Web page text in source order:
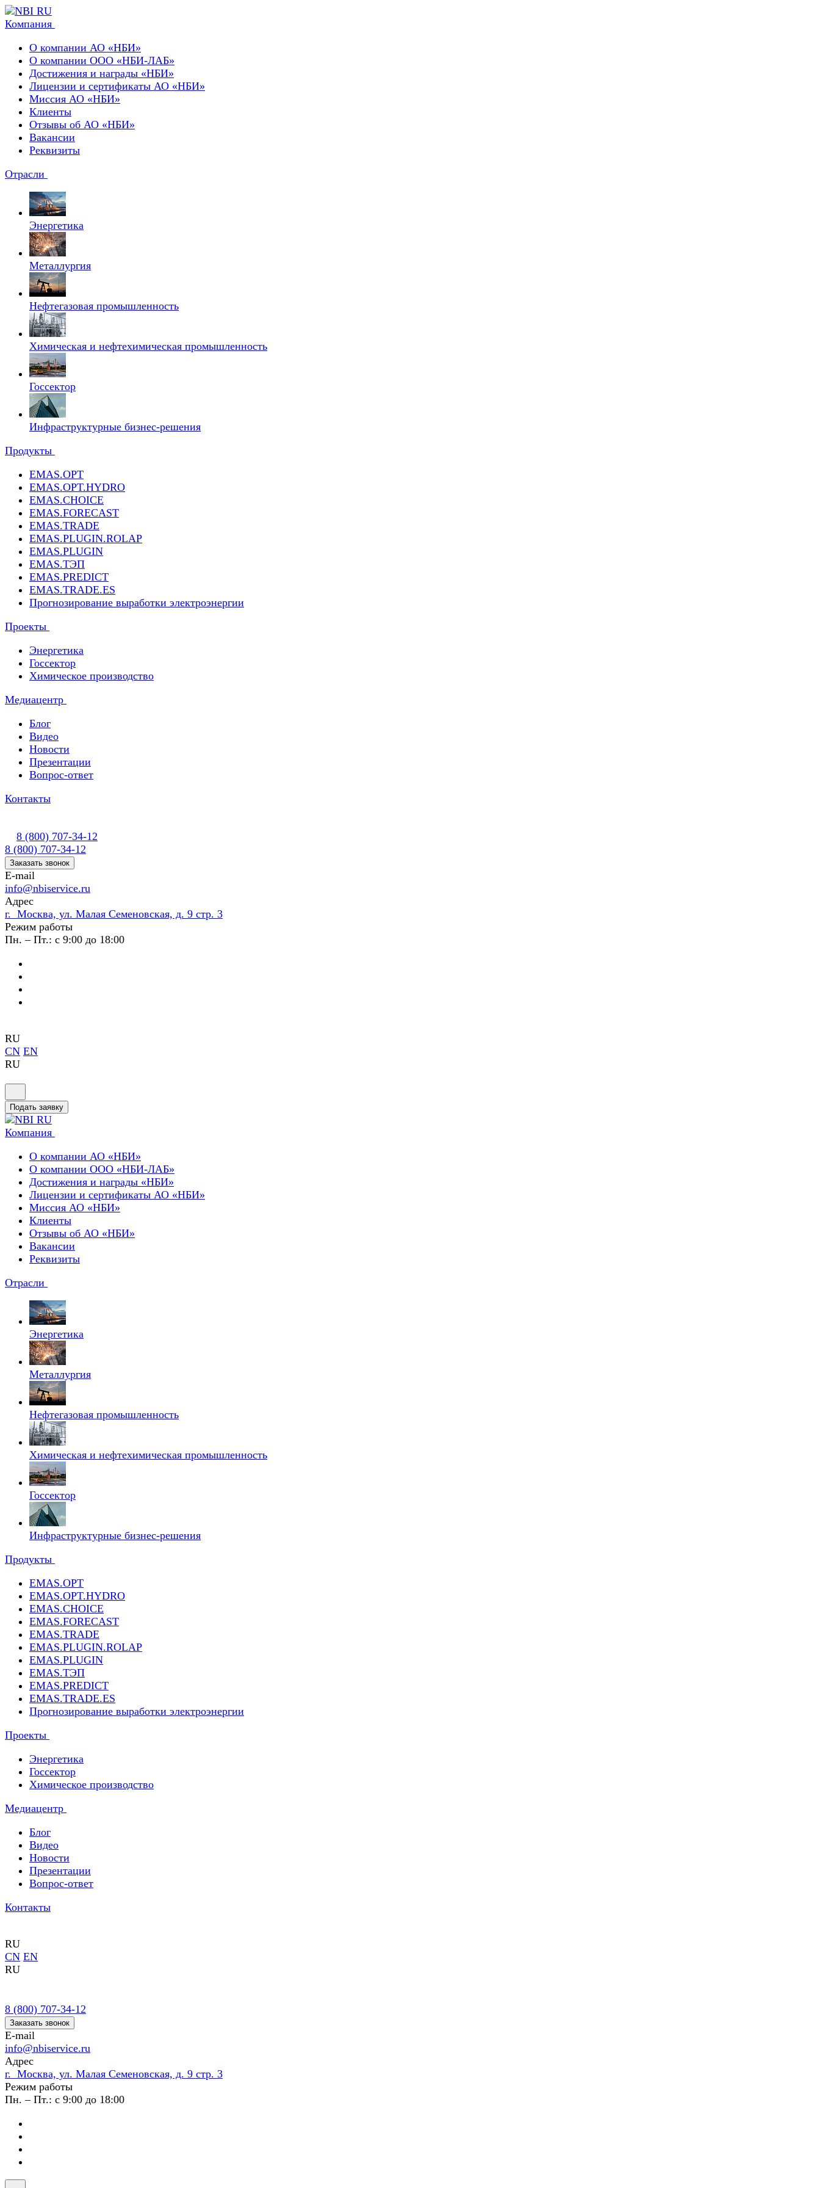
Компания
О компании АО «НБИ»
О компании ООО «НБИ-ЛАБ»
Достижения и награды «НБИ»
Лицензии и сертификаты АО «НБИ»
Миссия АО «НБИ»
Клиенты
Отзывы об АО «НБИ»
Вакансии
Реквизиты
Отрасли
Энергетика
Металлургия
Нефтегазовая промышленность
Химическая и нефтехимическая промышленность
Госсектор
Инфраструктурные бизнес-решения
Продукты
EMAS.OPT
EMAS.OPT.HYDRO
EMAS.CHOICE
EMAS.FORECAST
EMAS.TRADE
EMAS.PLUGIN.ROLAP
EMAS.PLUGIN
EMAS.ТЭП
EMAS.PREDICT
EMAS.TRADE.ES
Прогнозирование выработки электроэнергии
Проекты
Энергетика
Госсектор
Химическое производство
Медиацентр
Блог
Видео
Новости
Презентации
Вопрос-ответ
Контакты
8 (800) 707-34-12
8 (800) 707-34-12
Заказать звонок
E-mail
info@nbiservice.ru
Адрес
г. Москва, ул. Малая Семеновская, д. 9 стр. 3
Режим работы
Пн. – Пт.: с 9:00 до 18:00
RU
CN EN
RU
Подать заявку
Компания
О компании АО «НБИ»
О компании ООО «НБИ-ЛАБ»
Достижения и награды «НБИ»
Лицензии и сертификаты АО «НБИ»
Миссия АО «НБИ»
Клиенты
Отзывы об АО «НБИ»
Вакансии
Реквизиты
Отрасли
Энергетика
Металлургия
Нефтегазовая промышленность
Химическая и нефтехимическая промышленность
Госсектор
Инфраструктурные бизнес-решения
Продукты
EMAS.OPT
EMAS.OPT.HYDRO
EMAS.CHOICE
EMAS.FORECAST
EMAS.TRADE
EMAS.PLUGIN.ROLAP
EMAS.PLUGIN
EMAS.ТЭП
EMAS.PREDICT
EMAS.TRADE.ES
Прогнозирование выработки электроэнергии
Проекты
Энергетика
Госсектор
Химическое производство
Медиацентр
Блог
Видео
Новости
Презентации
Вопрос-ответ
Контакты
RU
CN EN
RU
8 (800) 707-34-12
Заказать звонок
E-mail
info@nbiservice.ru
Адрес
г. Москва, ул. Малая Семеновская, д. 9 стр. 3
Режим работы
Пн. – Пт.: с 9:00 до 18:00